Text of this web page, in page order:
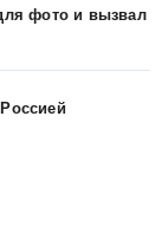
фото и вызвал